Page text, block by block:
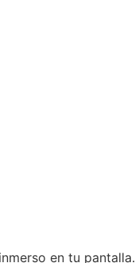
en tu pantalla.